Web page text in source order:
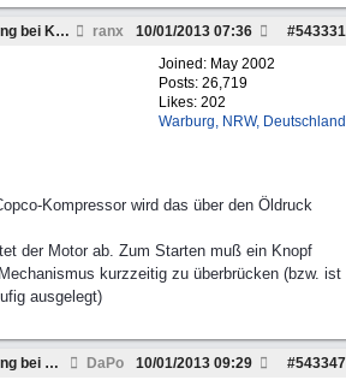
Re: Ölmangel Abschaltung bei Kleinmotoren ranx #543331
10/01/2013 07:36
Joined: May 2002
Posts: 26,719
Likes: 202
Warburg, NRW, Deutschland
Kompressor wird das über den Öldruck
der Motor ab. Zum Starten muß ein Knopf
kurzzeitig zu überbrücken (bzw. ist
ausgelegt)
Re: Ölmangel Abschaltung bei Kleinmotoren DaPo #543347
10/01/2013 09:29